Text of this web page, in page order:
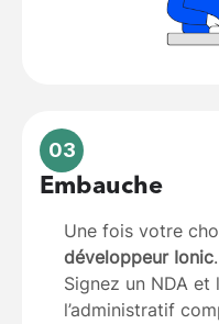
03
Embauche
Une fois votre
développeur Ionic.
Signez un NDA
l’administratif